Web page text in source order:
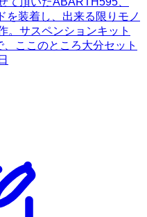
を装着し、出来る限りモノ
。サスペンションキット
ここのところ大分セット